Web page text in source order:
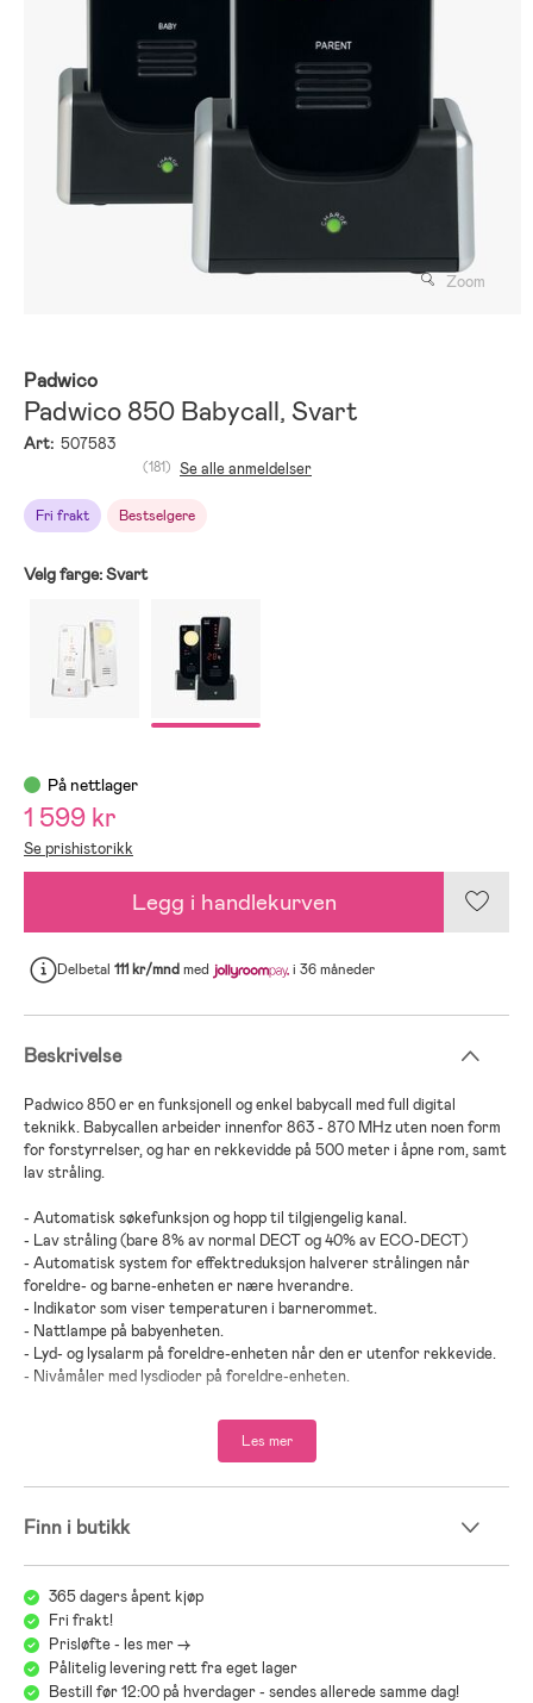
Zoom
Padwico
Padwico 850 Babycall, Svart
Art: 507583
Fri frakt Bestselgere
(181) Se alle anmeldelser
Velg farge:Svart
På nettlager
1 599 kr
Se prishistorikk
Legg i handlekurven
Delbetal 111 kr/mndmed i 36 måneder
Beskrivelse
Padwico 850 er en funksjonell og enkel babycall med full digital
teknikk. Babycallen arbeider innenfor 863 - 870 MHz uten noen form
for forstyrrelser, og har en rekkevidde på 500 meter i åpne rom, samt
lav stråling.
- Automatisk søkefunksjon og hopp til tilgjengelig kanal.
- Lav stråling (bare 8% av normal DECT og 40% av ECO-DECT)
- Automatisk system for effektreduksjon halverer strålingen når
foreldre- og barne-enheten er nære hverandre.
- Indikator som viser temperaturen i barnerommet.
- Nattlampe på babyenheten.
- Lyd- og lysalarm på foreldre-enheten når den er utenfor rekkevide.
- Nivåmåler med lysdioder på foreldre-enheten.
- Justerbar mikrofon på baby-enheten.
- Vibrerende alarm på foreldreenheten
- Talefunksjon.
Monitor: 17 timer
Les mer
Finn i butikk
365 dagers åpent kjøp
Fri frakt!
Prisløfte - les mer ->
Pålitelig levering rett fra eget lager
Bestill før 12:00 på hverdager - sendes allerede samme dag!